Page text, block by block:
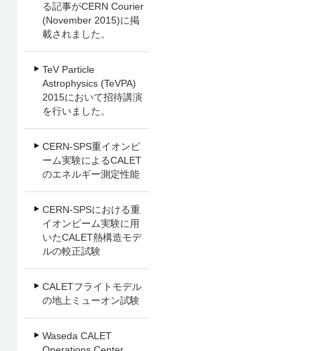
る記事がCERN Courier
(November 2015)に掲
載されました。
TeV Particle
Astrophysics (TeVPA)
2015において招待講演
を行いました。
CERN-SPS重イオンビ
ーム実験によるCALET
のエネルギー測定性能
CERN-SPSにおける重
イオンビーム実験に用
いたCALET熱構造モデ
ルの較正試験
CALETフライトモデル
の地上ミューオン試験
Waseda CALET